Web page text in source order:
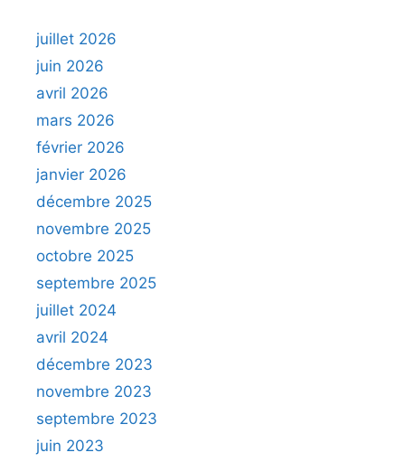
juillet 2026
juin 2026
avril 2026
mars 2026
février 2026
janvier 2026
décembre 2025
novembre 2025
octobre 2025
septembre 2025
juillet 2024
avril 2024
décembre 2023
novembre 2023
septembre 2023
juin 2023